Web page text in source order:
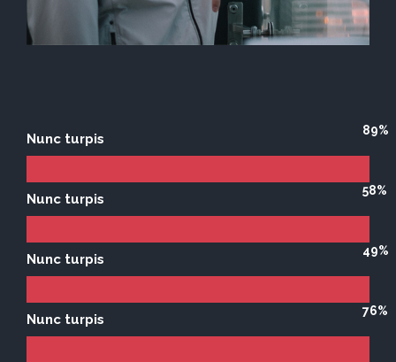
Nunc turpis
89%
Nunc turpis
58%
Nunc turpis
49%
Nunc turpis
76%